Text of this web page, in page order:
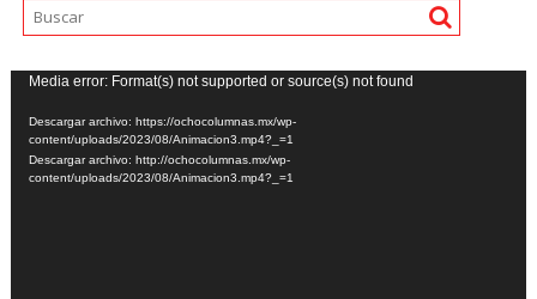
Reproductor
de
vídeo
Media error: Format(s) not supported or source(s) not found
Descargar archivo: https://ochocolumnas.mx/wp-
content/uploads/2023/08/Animacion3.mp4?_=1
Descargar archivo: http://ochocolumnas.mx/wp-
content/uploads/2023/08/Animacion3.mp4?_=1